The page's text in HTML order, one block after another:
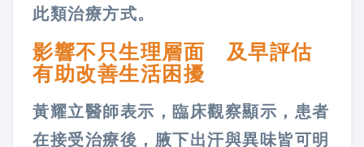
此類治療方式。
影響不只生理層面 及早評估
有助改善生活困擾
黃耀立醫師表示，臨床觀察顯示，患者
在接受治療後，腋下出汗與異味皆可明